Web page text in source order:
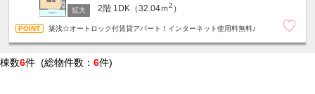
2階 1DK（32.04ｍ2 ）
築浅☆オートロック付賃貸アパート！インターネット使用料無料♪
棟数6件 (総物件数： 6件)